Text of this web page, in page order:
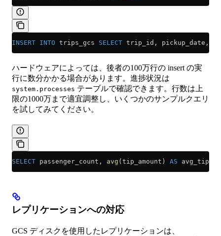
INSERT INTO trips_gcs SELECT trip_id, pickup_date,
ハードウェアによっては、後者の100万行の insert の実
行に数分かかる場合があります。進捗状況は
system.processes テーブルで確認できます。行数は上
限の1000万まで適宜調整し、いくつかのサンプルクエリ
を試してみてください。
SELECT passenger_count, avg (tip_amount) AS avg_tip,
レプリケーションへの対応
GCS ディスクを使用したレプリケーションは、